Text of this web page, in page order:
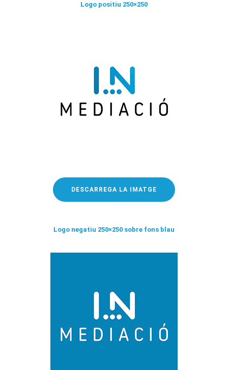
Logo positiu 250×250
DESCARREGA LA IMATGE
Logo negatiu 250×250 sobre fons blau